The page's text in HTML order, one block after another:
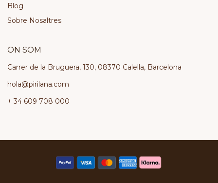
Blog
Sobre Nosaltres
ON SOM
Carrer de la Bruguera, 130, 08370 Calella, Barcelona
hola@pirilana.com
+ 34 609 708 000